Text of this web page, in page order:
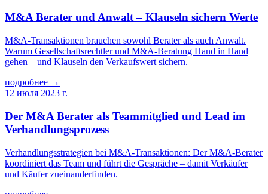
M&A Berater und Anwalt – Klauseln sichern Werte
M&A-Transaktionen brauchen sowohl Berater als auch Anwalt.
Warum Gesellschaftsrechtler und M&A-Beratung Hand in Hand
gehen – und Klauseln den Verkaufswert sichern.
подробнее →
12 июля 2023 г.
Der M&A Berater als Teammitglied und Lead im
Verhandlungsprozess
Verhandlungsstrategien bei M&A-Transaktionen: Der M&A-Berater
koordiniert das Team und führt die Gespräche – damit Verkäufer
und Käufer zueinanderfinden.